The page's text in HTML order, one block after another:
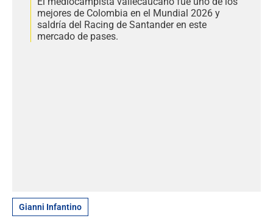
mejores de Colombia en el Mundial 2026 y
saldría del Racing de Santander en este
mercado de pases.
Gianni Infantino